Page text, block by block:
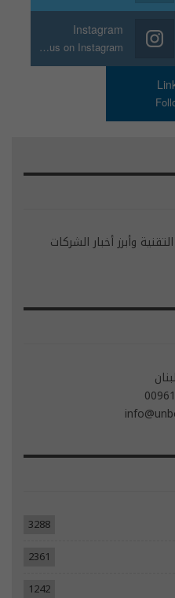
Instagram
Join us on Instagram
وأبرز أخبار الشركات
3288
2361
1242